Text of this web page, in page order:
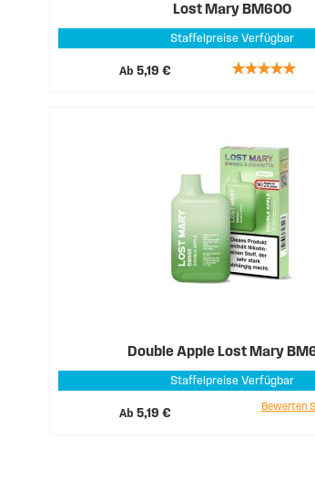
Lost Mary BM600
Staffelpreise Verfügbar
Ab 5,19 €
Rating:
Double Apple Lost Mary
Staffelpreise Verfügbar
Ab 5,19 €
Bewerten